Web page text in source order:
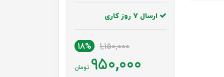
ارسال 7 روز کاری
1,150,000
18%
950,000 تومان